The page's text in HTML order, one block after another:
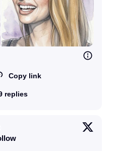
Copy link
replies